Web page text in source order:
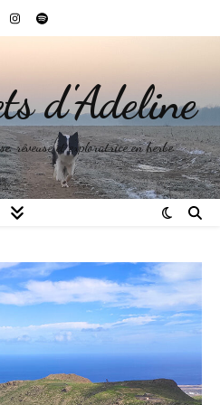
d'Adeline
rêveuse et exploratrice en herbe.